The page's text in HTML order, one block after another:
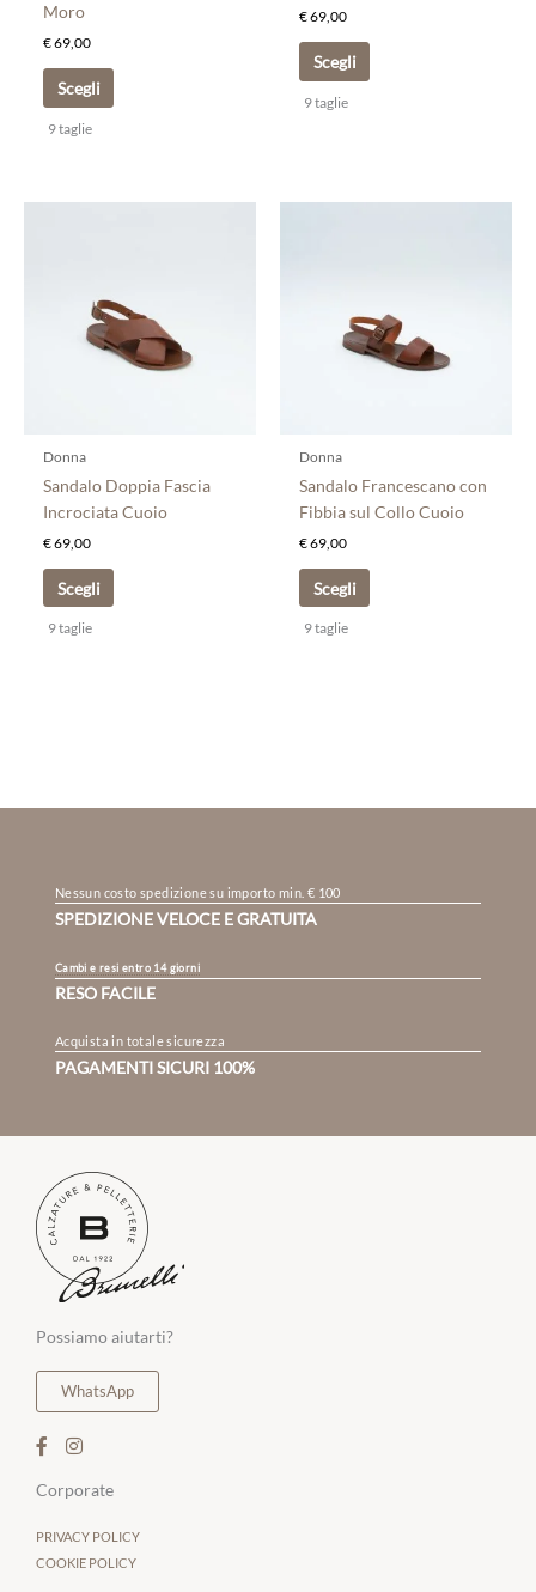
Moro
€69,00
Scegli
9 taglie
€69,00
Scegli
9 taglie
Donna
Sandalo Doppia Fascia
Incrociata Cuoio
€69,00
Scegli
varianti.
Le
opzioni
nella
pagina
9 taglie
Donna
Sandalo Francescano con
Fibbia sul Collo Cuoio
€69,00
Scegli
varianti.
Le
opzioni
nella
pagina
9 taglie
Nessun costo spedizione su importo min. € 100
SPEDIZIONE VELOCE E GRATUITA
Cambi e resi entro 14 giorni
RESO FACILE
Acquista in totale sicurezza
PAGAMENTI SICURI 100%
Possiamo aiutarti?
WhatsApp
Corporate
PRIVACY POLICY
COOKIE POLICY